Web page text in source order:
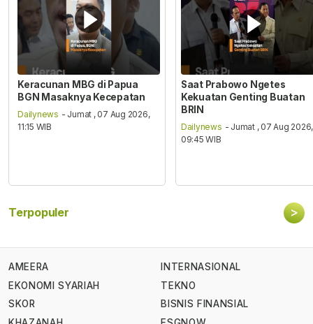
Keracunan MBG di Papua
BGN Masaknya Kecepatan
Dailynews - Jumat , 07 Aug 2026,
11:15 WIB
Saat Prabowo Ngetes
Kekuatan Genting Buatan
BRIN
Dailynews - Jumat , 07 Aug 2026,
09:45 WIB
Terpopuler >
AMEERA
EKONOMI SYARIAH
SKOR
INTERNASIONAL
TEKNO
BISNIS FINANSIAL